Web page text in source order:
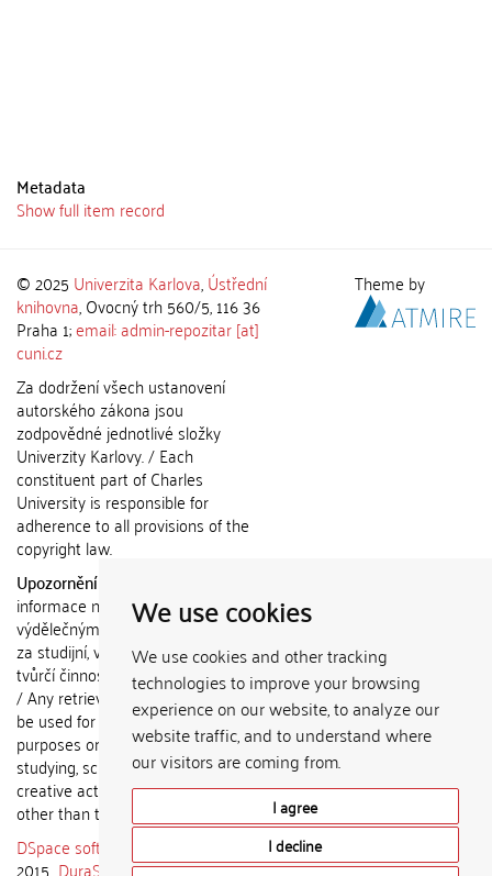
We use cookies
We use cookies and other tracking
technologies to improve your browsing
experience on our website, to analyze our
website traffic, and to understand where
our visitors are coming from.
I agree
I decline
Metadata
Show full item record
© 2025 Univerzita Karlova,Ústřední
knihovna, Ovocný trh 560/5, 116 36
Praha 1;email: admin-repozitar [at]
cuni.cz
Za dodržení všech ustanovení
autorského zákona jsou
zodpovědné jednotlivé složky
Univerzity Karlovy. / Each
constituent part of Charles
University is responsible for
adherence to all provisions of the
copyright law.
Upozornění / Notice:
informace nemohou být použity k
výdělečným účelům nebo vydávány
za studijní, vědeckou nebo jinou
tvůrčí činnost jiné osoby než autora.
/ Any retrieved information shall not
be used for any commercial
purposes or claimed as results of
studying, scientific or any other
creative activities of any person
other than the author.
DSpace software
2015 DuraSpace
Theme by